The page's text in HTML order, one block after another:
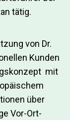
tätig.
von Dr.
Kunden
mit
über
Vor-Ort-